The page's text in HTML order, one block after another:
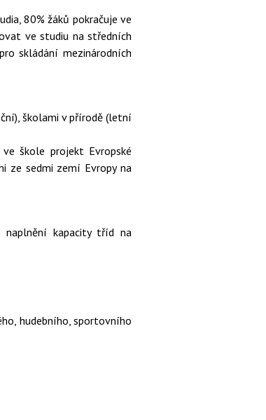
80% žáků pokračuje ve
ve studiu na středních
skládání mezinárodních
školami v přírodě (letní
škole projekt Evropské
ze sedmi zemí Evropy na
kapacity tříd na
hudebního, sportovního